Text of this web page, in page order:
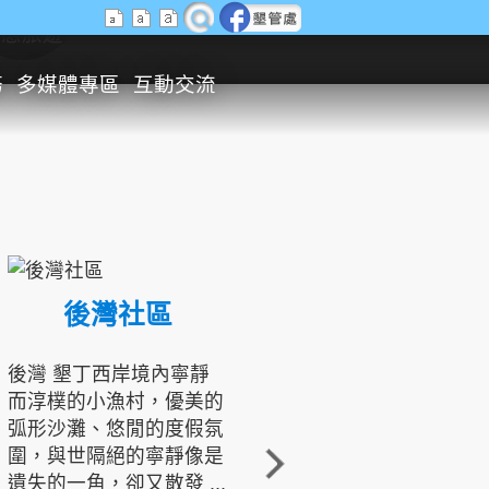
多媒體專區 互動交流
旅遊
後灣社區
後灣 墾丁西岸境內寧靜
而淳樸的小漁村，優美的
弧形沙灘、悠閒的度假氛
圍，與世隔絕的寧靜像是
遺失的一角，卻又散發 ...
角的端點，冬季海浪拍打
著礁岸，旺盛的侵蝕作